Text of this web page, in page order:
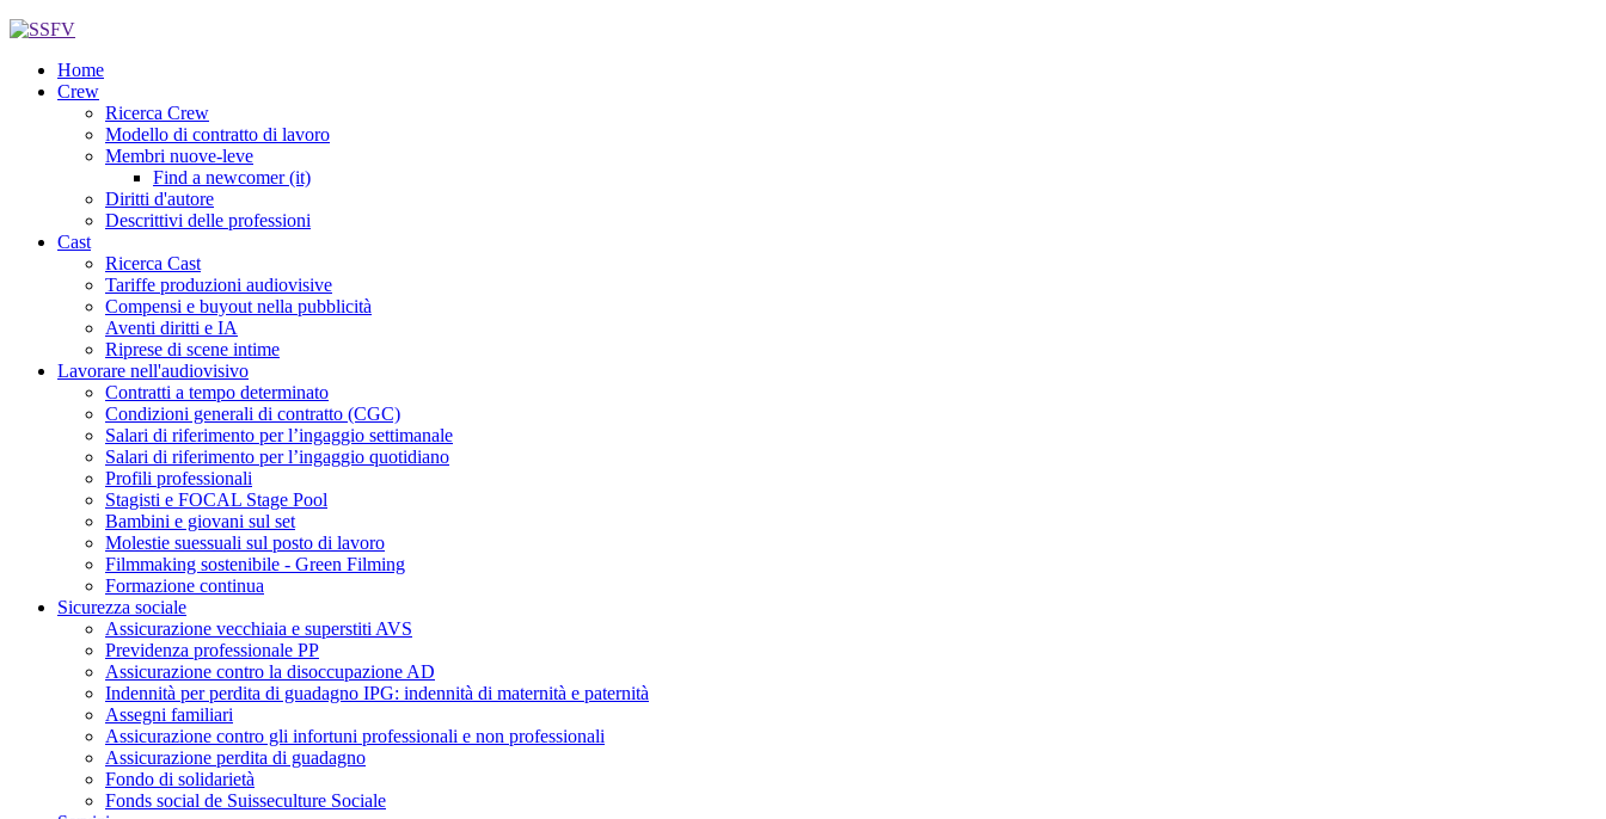
Home
Crew
Ricerca Crew
Modello di contratto di lavoro
Membri nuove-leve
Find a newcomer (it)
Diritti d'autore
Descrittivi delle professioni
Cast
Ricerca Cast
Tariffe produzioni audiovisive
Compensi e buyout nella pubblicità
Aventi diritti e IA
Riprese di scene intime
Lavorare nell'audiovisivo
Contratti a tempo determinato
Condizioni generali di contratto (CGC)
Salari di riferimento per l’ingaggio settimanale
Salari di riferimento per l’ingaggio quotidiano
Profili professionali
Stagisti e FOCAL Stage Pool
Bambini e giovani sul set
Molestie suessuali sul posto di lavoro
Filmmaking sostenibile - Green Filming
Formazione continua
Sicurezza sociale
Assicurazione vecchiaia e superstiti AVS
Previdenza professionale PP
Assicurazione contro la disoccupazione AD
Indennità per perdita di guadagno IPG: indennità di maternità e paternità
Assegni familiari
Assicurazione contro gli infortuni professionali e non professionali
Assicurazione perdita di guadagno
Fondo di solidarietà
Fonds social de Suisseculture Sociale